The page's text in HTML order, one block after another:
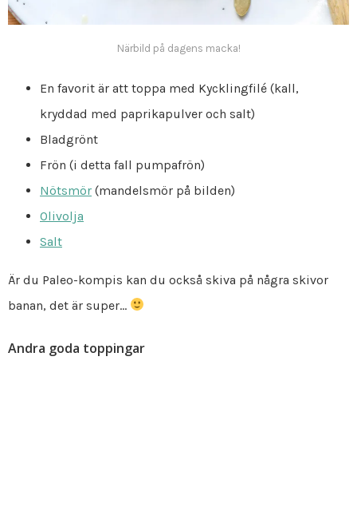
Närbild på dagens macka!
En favorit är att toppa med Kycklingfilé (kall,
kryddad med paprikapulver och salt)
Bladgrönt
Frön (i detta fall pumpafrön)
Nötsmör (mandelsmör på bilden)
Olivolja
Salt
Är du Paleo-kompis kan du också skiva på några skivor
banan, det är super…
Andra goda toppingar